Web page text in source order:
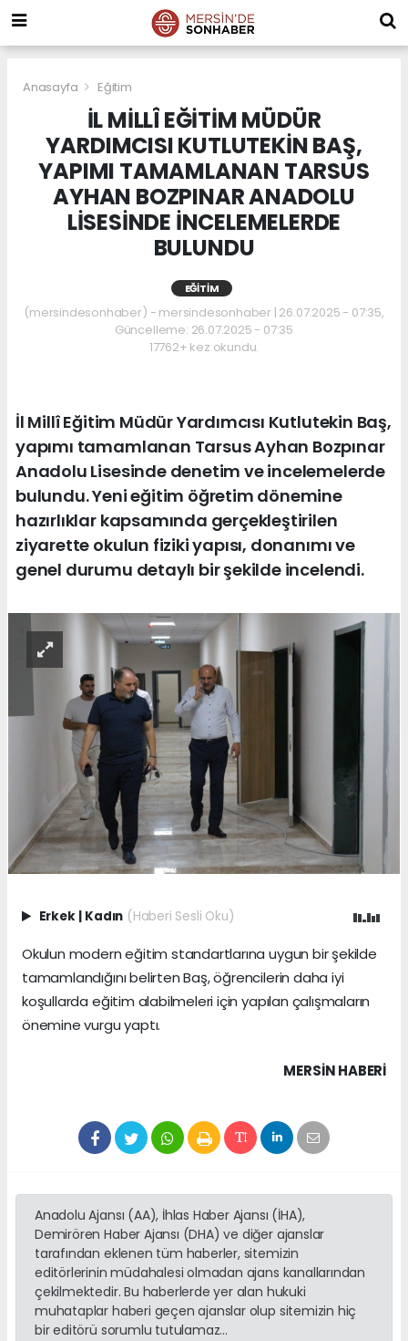
Anasayfa Eğitim
İL MİLLÎ EĞİTİM MÜDÜR
YARDIMCISI KUTLUTEKİN BAŞ,
YAPIMI TAMAMLANAN TARSUS
AYHAN BOZPINAR ANADOLU
LİSESİNDE İNCELEMELERDE
BULUNDU
EĞITIM
(mersindesonhaber) - mersindesonhaber | 26.07.2025 - 07:35,
Güncelleme: 26.07.2025 - 07:35
17762+ kez okundu.
İl Millî Eğitim Müdür Yardımcısı Kutlutekin Baş,
yapımı tamamlanan Tarsus Ayhan Bozpınar
Anadolu Lisesinde denetim ve incelemelerde
bulundu. Yeni eğitim öğretim dönemine
hazırlıklar kapsamında gerçekleştirilen
ziyarette okulun fiziki yapısı, donanımı ve
genel durumu detaylı bir şekilde incelendi.
Erkek Kadın (Haberi Sesli Oku)
Okulun modern eğitim standartlarına uygun bir şekilde
tamamlandığını belirten Baş, öğrencilerin daha iyi
koşullarda eğitim alabilmeleri için yapılan çalışmaların
önemine vurgu yaptı.
MERSIN HABERİ
Anadolu Ajansı (AA), İhlas Haber Ajansı (İHA),
Demirören Haber Ajansı (DHA) ve diğer ajanslar
tarafından eklenen tüm haberler, sitemizin
editörlerinin müdahalesi olmadan ajans kanallarından
çekilmektedir. Bu haberlerde yer alan hukuki
muhataplar haberi geçen ajanslar olup sitemizin hiç
bir editörü sorumlu tutulamaz...